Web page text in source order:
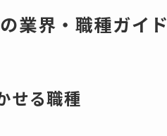
業界・職種ガイド
せる職種